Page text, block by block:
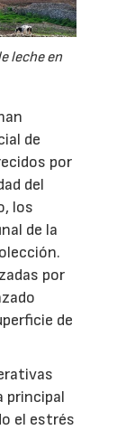
leche en
de
por
del
los
de la
por
de
principal
el estrés